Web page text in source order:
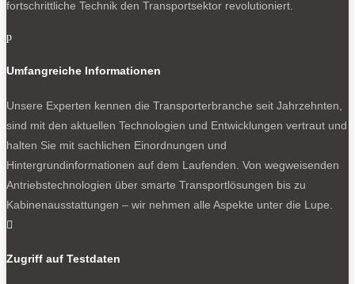
fortschrittliche Technik den Transportsektor revolutioniert.
p
Umfangreiche Informationen
Unsere Experten kennen die Transporterbranche seit Jahrzehnten,
sind mit den aktuellen Technologien und Entwicklungen vertraut und
halten Sie mit sachlichen Einordnungen und
Hintergrundinformationen auf dem Laufenden. Von wegweisenden
Antriebstechnologien über smarte Transportlösungen bis zu
Kabinenausstattungen – wir nehmen alle Aspekte unter die Lupe.

Zugriff auf Testdaten